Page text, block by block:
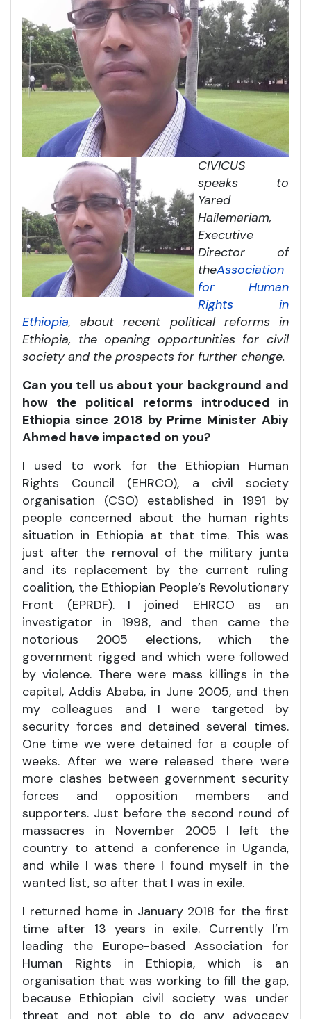
CIVICUS
speaks to
Yared
Hailemariam,
Executive
Director of
theAssociation
for Human
Rights in
Ethiopia, about recent political reforms in
Ethiopia, the opening opportunities for civil
society and the prospects for further change.
Can you tell us about your background and
how the political reforms introduced in
Ethiopia since 2018 by Prime Minister Abiy
Ahmed have impacted on you?
I used to work for the Ethiopian Human
Rights Council (EHRCO), a civil society
organisation (CSO) established in 1991 by
people concerned about the human rights
situation in Ethiopia at that time. This was
just after the removal of the military junta
and its replacement by the current ruling
coalition, the Ethiopian People’s Revolutionary
Front (EPRDF). I joined EHRCO as an
investigator in 1998, and then came the
notorious 2005 elections, which the
government rigged and which were followed
by violence. There were mass killings in the
capital, Addis Ababa, in June 2005, and then
my colleagues and I were targeted by
security forces and detained several times.
One time we were detained for a couple of
weeks. After we were released there were
more clashes between government security
forces and opposition members and
supporters. Just before the second round of
massacres in November 2005 I left the
country to attend a conference in Uganda,
and while I was there I found myself in the
wanted list, so after that I was in exile.
I returned home in January 2018 for the first
time after 13 years in exile. Currently I’m
leading the Europe-based Association for
Human Rights in Ethiopia, which is an
organisation that was working to fill the gap,
because Ethiopian civil society was under
threat and not able to do any advocacy